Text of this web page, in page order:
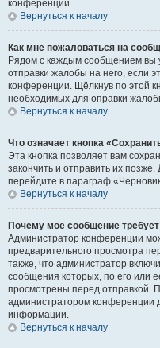
конференции.
Вернуться к началу
Как мне пожаловаться на
Рядом с каждым сообщением вы
отправки жалобы на него, если
конференции. Щёлкнув по этой
необходимых для оправки
Вернуться к началу
Что означает кнопка
Эта кнопка позволяет вам
закончить и отправить их
перейдите в параграф
Вернуться к началу
Почему моё сообщение
Администратор конференции
предварительного просмотра
также, что администратор
сообщения которых, по его или
просмотрены перед отправкой.
администратором конференции
информации.
Вернуться к началу